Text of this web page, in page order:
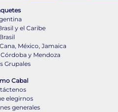
y el Caribe
Brasil
México, Jamaica
y Mendoza
Grupales
Cabal
elegirnos
generales